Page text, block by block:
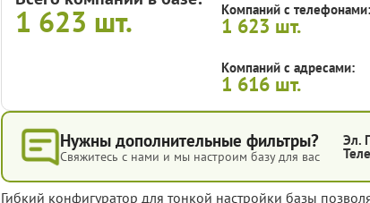
1 623 шт. Компаний с телефонами:
1 623 шт.
Компаний с адресами:
1 616 шт.
Нужны дополнительные фильтры?
Свяжитесь с нами и мы настроим базу для вас
Эл.
Гибкий конфигуратор для тонкой настройки базы